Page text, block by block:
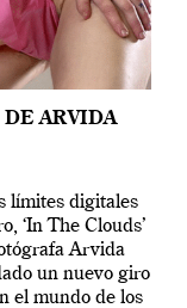
DE ARVIDA
límites digitales
‘In The Clouds’
Arvida
un nuevo giro
el mundo de los